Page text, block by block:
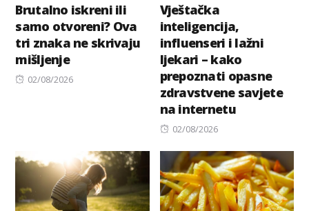
Brutalno iskreni ili
samo otvoreni? Ova
tri znaka ne skrivaju
mišljenje
Posted
02/08/2026
Vještačka
inteligencija,
influenseri i lažni
ljekari – kako
prepoznati opasne
zdravstvene savjete
na internetu
Posted
02/08/2026